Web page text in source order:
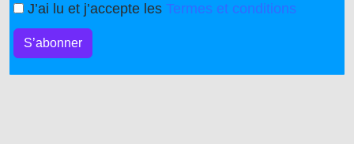
J’ai lu et j’accepte les Termes et conditions
S’abonner